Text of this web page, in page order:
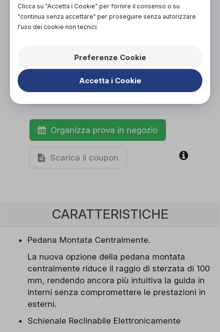
Organizza prova in negozio
Scarica il coupon
CARATTERISTICHE
Pedana Montata Centralmente.
La nuova opzione della pedana montata
centralmente riduce il raggio di sterzata di 100
mm, rendendo ancora più intuitiva la guida in
interni senza compromettere le prestazioni in
esterni.
Schienale Reclinabile Elettronicamente
Clicca su "Accetta i Cookie" per fornire il consenso o su
"continua senza accettare" per proseguire senza autorizzare
l'uso dei cookie non tecnici.
Preferenze Cookie
Accetta i Cookie